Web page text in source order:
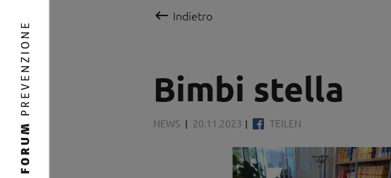
 Indietro
Bimbi stella
NEWS 20.11.2023 TEILEN